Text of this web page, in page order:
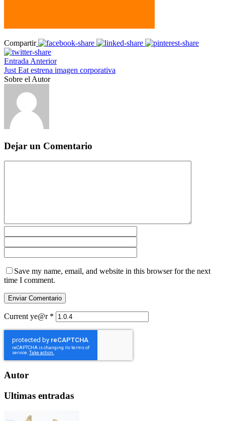
Compartir
Entrada Anterior
Just Eat estrena imagen corporativa
Sobre el Autor
Dejar un Comentario
Save my name, email, and website in this browser for the next
time I comment.
Current ye@r *
Autor
Ultimas entradas